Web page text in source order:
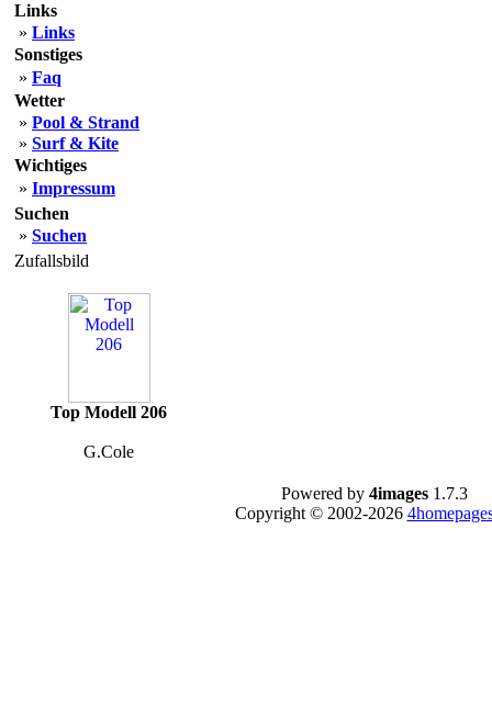
Links
» Links
Sonstiges
» Faq
Wetter
» Pool & Strand
» Surf & Kite
Wichtiges
» Impressum
Suchen
» Suchen
Zufallsbild
Top Modell 206
G.Cole
Powered by 4images 1.7.3
Copyright © 2002-2026